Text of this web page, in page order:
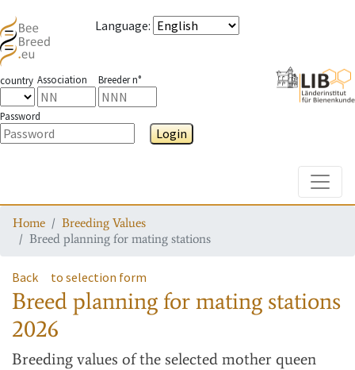
Language:
country Association Breeder n°
Password
Login
Home
Breeding Values
Breed planning for mating stations
Back to selection form
Breed planning for mating stations
2026
Breeding values of the selected mother queen